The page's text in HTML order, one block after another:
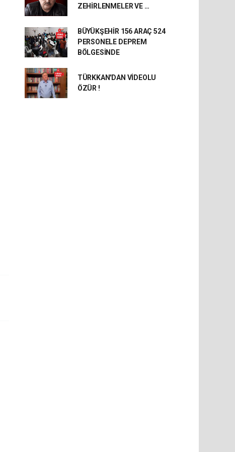
ZEHİRLENMELER VE …
BÜYÜKŞEHİR 156 ARAÇ 524
PERSONELE DEPREM
BÖLGESİNDE
TÜRKKAN'DAN VİDEOLU
ÖZÜR !